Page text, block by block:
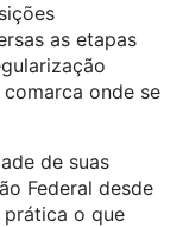
as etapas
onde se
de suas
Federal desde
o que